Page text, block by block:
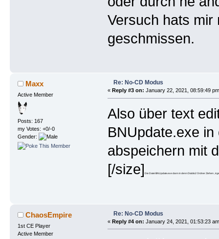
Versuch hats mir
geschmissen.
Maxx
Active Member
Posts: 167
my Votes: +0/-0
Gender:
Re: No-CD Modus
« Reply #3 on: January 22, 2021, 08:59:49
Also über text
BNUpdate.exe
abspeichern mit
[/size]
Die Datei BNUpdate.exe dann in denn Diablo2 Ordner Ziehen ,
ChaosEmpire
1st CE Player
Active Member
Re: No-CD Modus
« Reply #4 on: January 24, 2021, 01:53:23